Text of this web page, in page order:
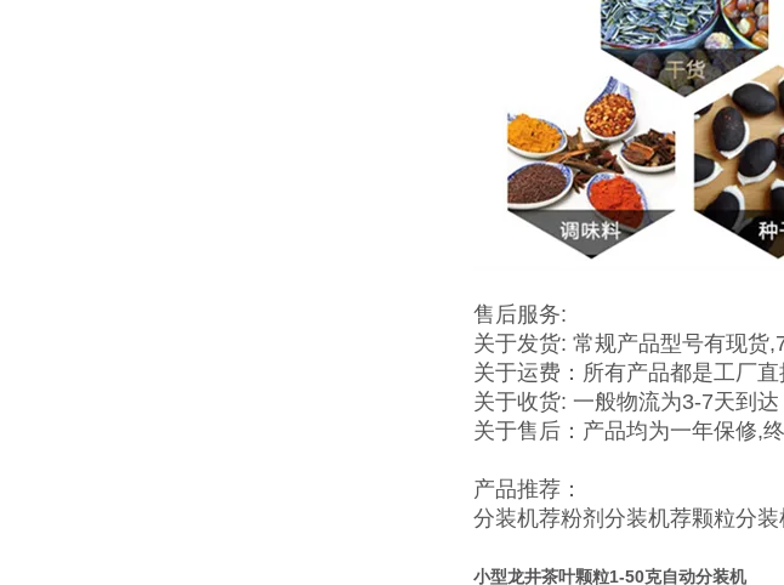
售后服务:
关于发货: 常规产品型号有现货
关于运费：所有产品都是工厂直
关于收货: 一般物流为3-7天到
关于售后：产品均为一年保修,
产品推荐：
分装机荐粉剂分装机荐颗粒分装
小型龙井茶叶颗粒1-50克自动分装机